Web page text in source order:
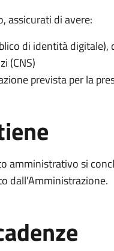
assicurati di avere:
di identità
(CNS)
prevista per la
amministrativo si
dall'Amministrazione.